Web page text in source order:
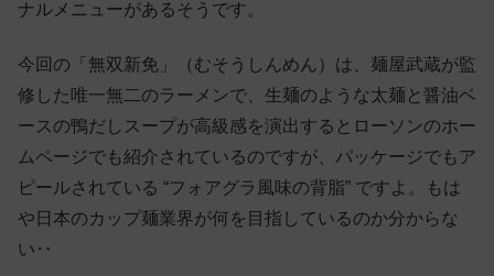
ナルメニューがあるそうです。
今回の「無双新免」（むそうしんめん）は、麺屋武蔵が監
修した唯一無二のラーメンで、生麺のような太麺と醤油ベ
ースの鴨だしスープが高級感を演出するとローソンのホー
ムページでも紹介されているのですが、パッケージでもア
ピールされている “フォアグラ風味の背脂” ですよ。もは
や日本のカップ麺業界が何を目指しているのか分からな
い‥